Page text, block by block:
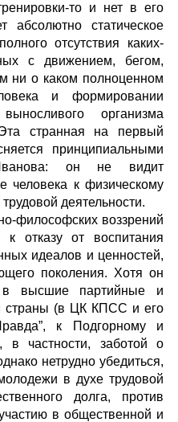
то и нет в его
абсолютно статическое
отсутствия каких-
с движением, бегом,
ни о каком полноценном
и формировании
организма
странная на первый
принципиальными
он не видит
человека к физическому
деятельности.
философских воззрений
отказу от воспитания
идеалов и ценностей,
поколения. Хотя он
в высшие партийные и
страны (в ЦК КПСС и его
к Подгорному и
в частности, заботой о
нетрудно убедиться,
в духе трудовой
долга, против
в общественной и